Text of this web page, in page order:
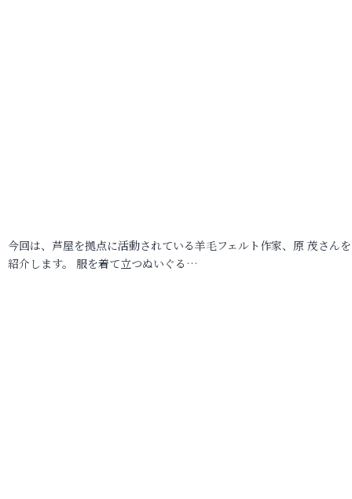
今回は、芦屋を拠点に活動されている羊毛フェルト作家、原 茂さん
紹介します。 服を着て立つぬいぐる…